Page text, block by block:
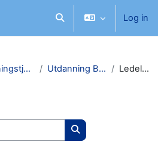
Toggle search inputLog in
Brann- og redningstjeneste Utdanning Brann Ledelse A
Search courses